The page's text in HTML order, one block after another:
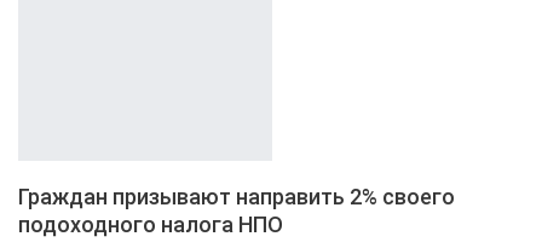
Граждан призывают направить 2% своего
подоходного налога НПО